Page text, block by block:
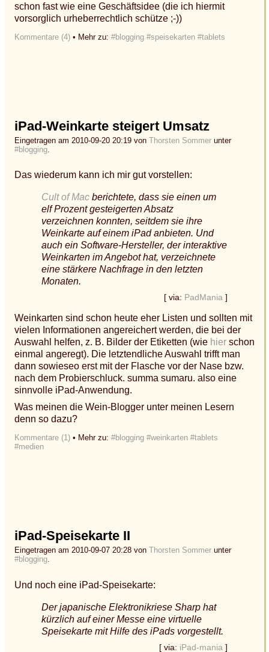
schon fast wie eine Geschäftsidee (die ich hiermit
vorsorglich urheberrechtlich schütze ;-))
Kommentare (4) • Mehr zu: #blogging #speisekarten #tablets
iPad-Weinkarte steigert Umsatz
Eingetragen am 2010-09-20 20:19 von Thorsten Sommer unter
#blogging
Das wiederum kann ich mir gut vorstellen:
Cult of Mac berichtete, dass sie einen um
elf Prozent gesteigerten Absatz
verzeichnen konnten, seitdem sie ihre
Weinkarte auf einem iPad anbieten. Und
auch ein Software-Hersteller, der interaktive
Weinkarten im Angebot hat, verzeichnete
eine stärkere Nachfrage in den letzten
Monaten.
[ via: PadMania ]
Weinkarten sind schon heute eher Listen und sollten mit
vielen Informationen angereichert werden, die bei der
Auswahl helfen, z. B. Bilder der Etiketten (wie hier schon
einmal angeregt). Die letztendliche Auswahl trifft man
dann sowieseo erst mit der Flasche vor der Nase bzw.
nach dem Probierschluck. summa sumaru. also eine
sinnvolle iPad-Anwendung.
Was meinen die Wein-Blogger unter meinen Lesern
denn so dazu?
Kommentare (1) • Mehr zu: #blogging #weinkarten #tablets
#medien
iPad-Speisekarte II
Eingetragen am 2010-09-07 20:28 von Thorsten Sommer unter
#blogging.
Und noch eine iPad-Speisekarte:
Der japanische Elektronikriese Sharp hat
kürzlich auf einer Messe eine virtuelle
Speisekarte mit Hilfe des iPads vorgestellt.
[ via: iPad-mania ]